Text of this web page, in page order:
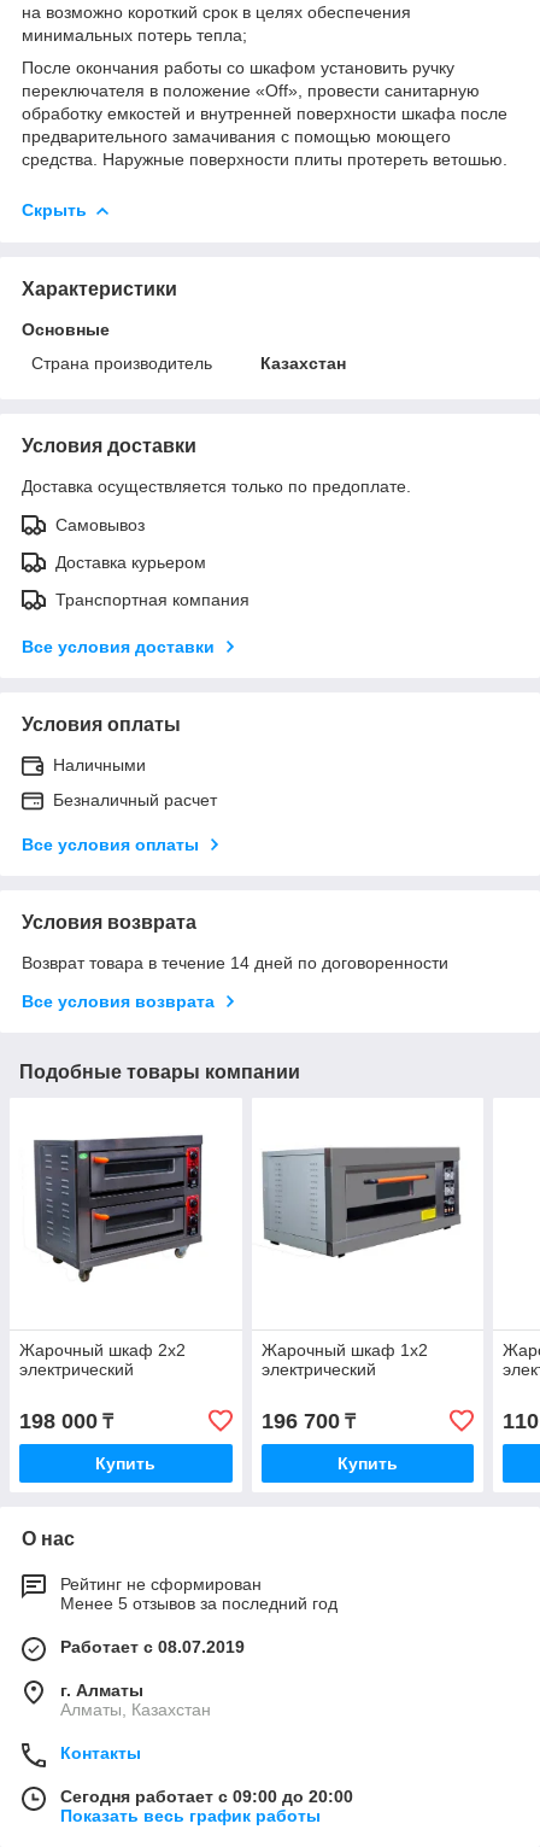
на возможно короткий срок в целях обеспечения
минимальных потерь тепла;
После окончания работы со шкафом установить ручку
переключателя в положение «Off», провести санитарную
обработку емкостей и внутренней поверхности шкафа после
предварительного замачивания с помощью моющего
средства. Наружные поверхности плиты протереть ветошью.
Скрыть
Характеристики
Основные
Страна производитель
Казахстан
Условия доставки
Доставка осуществляется только по предоплате.
Самовывоз
Доставка курьером
Транспортная компания
Все условия доставки
Условия оплаты
Наличными
Безналичный расчет
Все условия оплаты
Условия возврата
Возврат товара в течение 14 дней по договоренности
Все условия возврата
Подобные товары компании
Жарочный шкаф 2х2
электрический
198 000 ₸
Купить
Жарочный шкаф 1х2
электрический
196 700₸
Купить
О нас
Рейтинг не сформирован
Менее 5 отзывов за последний год
Работает с 08.07.2019
г. Алматы
Алматы, Казахстан
Контакты
Сегодня работает с 09:00 до 20:00
Показать весь график работы